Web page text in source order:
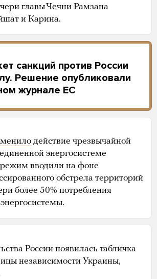
главы Чечни Рамзана
и Карина.
санкций против России
Решение опубликовали
журнале ЕС
действие чрезвычайной
энергосистеме
вводили на фоне
обстрела территорий
более 50% потребления
России появилась табличка
независимости Украины,